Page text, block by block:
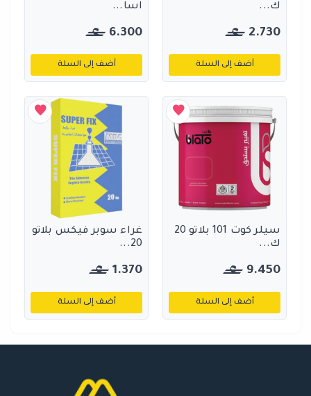
ك...
2.730
أضف إلى السلة
اسا...
6.300
أضف إلى السلة
سيلر كوت 101 بلاتو 20
ك...
9.450
أضف إلى السلة
غراء سوبر فيكس بلاتو
20...
1.370
أضف إلى السلة